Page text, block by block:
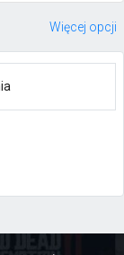
Więcej opcji